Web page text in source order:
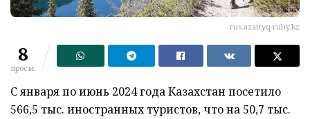
rus.azattyq-ruhy.kz
8
просм.
С января по июнь 2024 года Казахстан посетило
566,5 тыс. иностранных туристов, что на 50,7 тыс.